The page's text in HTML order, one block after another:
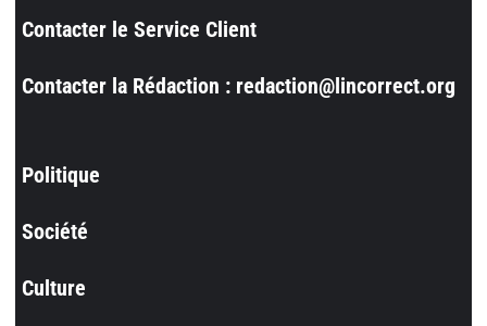
Contacter le Service Client
Contacter la Rédaction : redaction@lincorrect.org
Politique
Société
Culture